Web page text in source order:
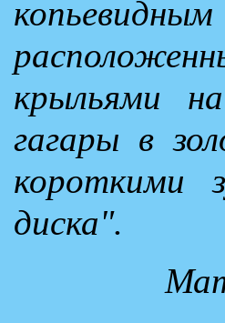
крыльями
гагары в
короткими
диска".